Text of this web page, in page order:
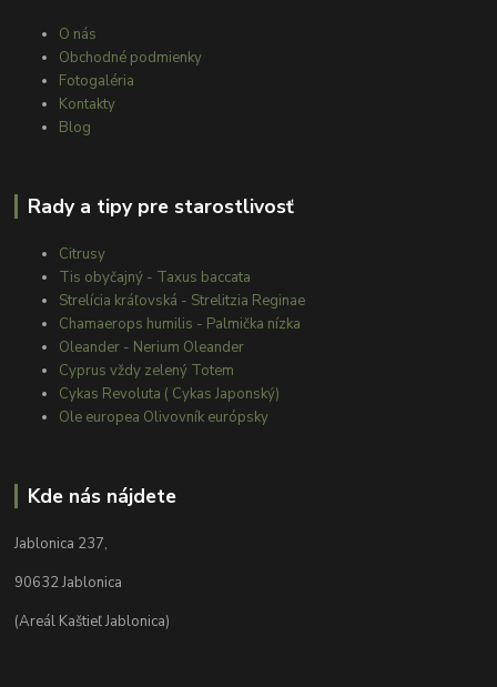
O nás
Obchodné podmienky
Fotogaléria
Kontakty
Blog
Rady a tipy pre starostlivosť
Citrusy
Tis obyčajný - Taxus baccata
Strelícia kráľovská - Strelitzia Reginae
Chamaerops humilis - Palmička nízka
Oleander - Nerium Oleander
Cyprus vždy zelený Totem
Cykas Revoluta ( Cykas Japonský)
Ole europea Olivovník európsky
Kde nás nájdete
Jablonica 237,
90632 Jablonica
(Areál Kaštieľ Jablonica)